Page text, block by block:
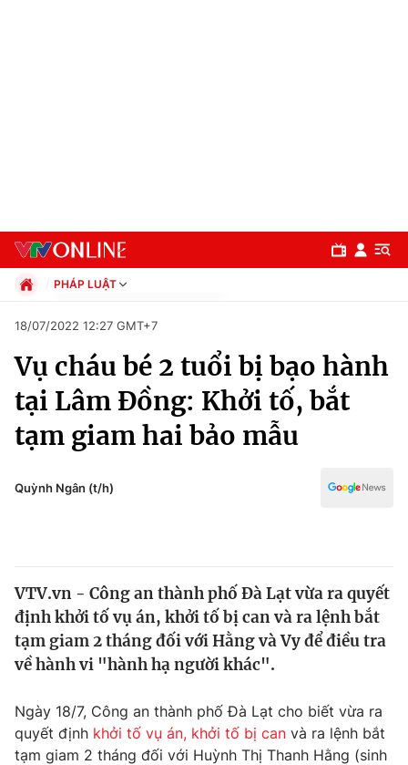
Chuyên mục
Chính trị
Thế giới
Tin tức
Câu chuyện quốc tế
Tài chính
Thị trường
Dữ liệu và đời sống
PHÁP LUẬT
Xã hội
Pháp luật
Thể thao
Truyền hình
Văn hóa - Giải trí
Đời sống
18/07/2022 12:27 GMT+7
Vụ cháu bé 2 tuổi bị bạo hành
tại Lâm Đồng: Khởi tố, bắt
tạm giam hai bảo mẫu
Quỳnh Ngân (t/h)
VTV.vn - Công an thành phố Đà Lạt vừa ra quyết
định khởi tố vụ án, khởi tố bị can và ra lệnh bắt
tạm giam 2 tháng đối với Hằng và Vy để điều tra
về hành vi "hành hạ người khác".
Ngày 18/7, Công an thành phố Đà Lạt cho biết vừa ra
quyết định khởi tố vụ án, khởi tố bị can và ra lệnh bắt
tạm giam 2 tháng đối với Huỳnh Thị Thanh Hằng (sinh